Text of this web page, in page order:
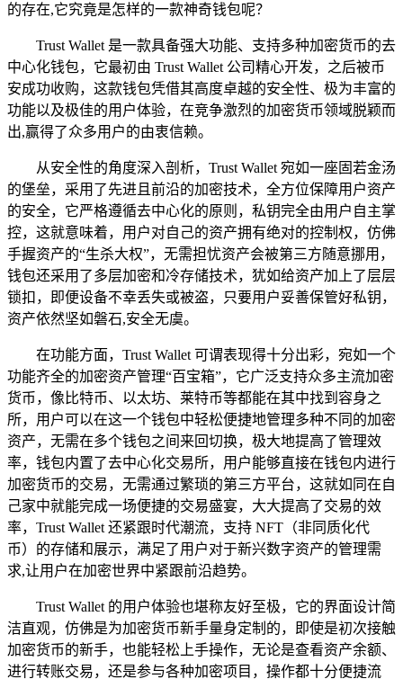
的存在,它究竟是怎样的一款神奇钱包呢？
Trust Wallet 是一款具备强大功能、支持多种加密货币的去
中心化钱包，它最初由 Trust Wallet 公司精心开发，之后被币
安成功收购，这款钱包凭借其高度卓越的安全性、极为丰富的
功能以及极佳的用户体验，在竞争激烈的加密货币领域脱颖而
出,赢得了众多用户的由衷信赖。
从安全性的角度深入剖析，Trust Wallet 宛如一座固若金汤
的堡垒，采用了先进且前沿的加密技术，全方位保障用户资产
的安全，它严格遵循去中心化的原则，私钥完全由用户自主掌
控，这就意味着，用户对自己的资产拥有绝对的控制权，仿佛
手握资产的“生杀大权”，无需担忧资产会被第三方随意挪用，
钱包还采用了多层加密和冷存储技术，犹如给资产加上了层层
锁扣，即便设备不幸丢失或被盗，只要用户妥善保管好私钥，
资产依然坚如磐石,安全无虞。
在功能方面，Trust Wallet 可谓表现得十分出彩，宛如一个
功能齐全的加密资产管理“百宝箱”，它广泛支持众多主流加密
货币，像比特币、以太坊、莱特币等都能在其中找到容身之
所，用户可以在这一个钱包中轻松便捷地管理多种不同的加密
资产，无需在多个钱包之间来回切换，极大地提高了管理效
率，钱包内置了去中心化交易所，用户能够直接在钱包内进行
加密货币的交易，无需通过繁琐的第三方平台，这就如同在自
己家中就能完成一场便捷的交易盛宴，大大提高了交易的效
率，Trust Wallet 还紧跟时代潮流，支持 NFT（非同质化代
币）的存储和展示，满足了用户对于新兴数字资产的管理需
求,让用户在加密世界中紧跟前沿趋势。
Trust Wallet 的用户体验也堪称友好至极，它的界面设计简
洁直观，仿佛是为加密货币新手量身定制的，即使是初次接触
加密货币的新手，也能轻松上手操作，无论是查看资产余额、
进行转账交易，还是参与各种加密项目，操作都十分便捷流